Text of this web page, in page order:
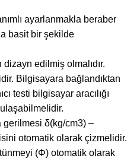
ayarlanmakla beraber
basit bir şekilde
edilmiş olmalıdır.
Bilgisayara bağlandıktan
testi bilgisayar aracılığı
gerilmesi δ(kg/cm3) –
otomatik olarak çizmelidir.
(Φ) otomatik olarak